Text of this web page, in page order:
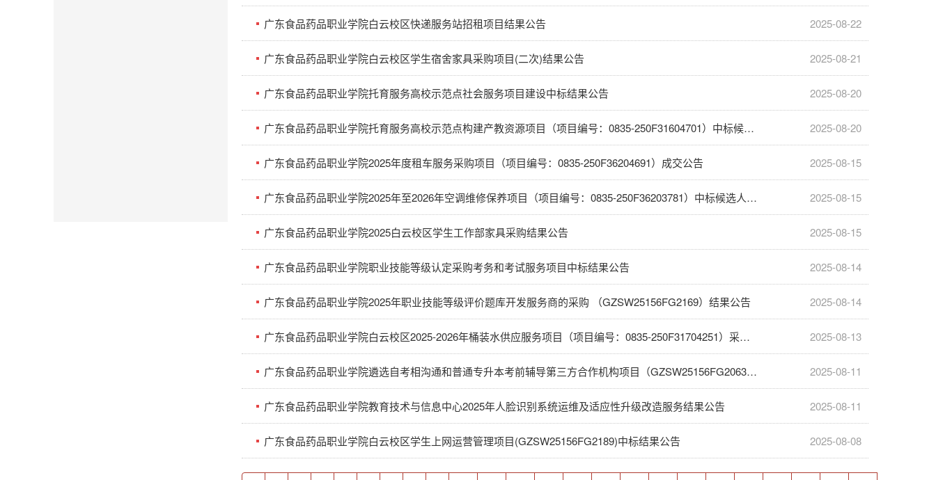
广东食品药品职业学院白云校区快递服务站招租项目结果公告 2025-08-22
广东食品药品职业学院白云校区学生宿舍家具采购项目(二次)结果公告 2025-08-21
广东食品药品职业学院托育服务高校示范点社会服务项目建设中标结果公告 2025-08-20
广东食品药品职业学院托育服务高校示范点构建产教资源项目（项目编号：0835-250F31604701）中标候选人公示 2025-08-20
广东食品药品职业学院2025年度租车服务采购项目（项目编号：0835-250F36204691）成交公告 2025-08-15
广东食品药品职业学院2025年至2026年空调维修保养项目（项目编号：0835-250F36203781）中标候选人公示 2025-08-15
广东食品药品职业学院2025白云校区学生工作部家具采购结果公告 2025-08-15
广东食品药品职业学院职业技能等级认定采购考务和考试服务项目中标结果公告 2025-08-14
广东食品药品职业学院2025年职业技能等级评价题库开发服务商的采购 （GZSW25156FG2169）结果公告 2025-08-14
广东食品药品职业学院白云校区2025-2026年桶装水供应服务项目（项目编号：0835-250F31704251）采购失败公告 2025-08-13
广东食品药品职业学院遴选自考相沟通和普通专升本考前辅导第三方合作机构项目（GZSW25156FG2063）结果更正公告 2025-08-11
广东食品药品职业学院教育技术与信息中心2025年人脸识别系统运维及适应性升级改造服务结果公告 2025-08-11
广东食品药品职业学院白云校区学生上网运营管理项目(GZSW25156FG2189)中标结果公告 2025-08-08